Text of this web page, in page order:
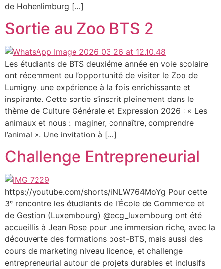
de Hohenlimburg […]
Sortie au Zoo BTS 2
Les étudiants de BTS deuxiéme année en voie scolaire
ont récemment eu l’opportunité de visiter le Zoo de
Lumigny, une expérience à la fois enrichissante et
inspirante. Cette sortie s’inscrit pleinement dans le
thème de Culture Générale et Expression 2026 : « Les
animaux et nous : imaginer, connaître, comprendre
l’animal ». Une invitation à […]
Challenge Entrepreneurial
https://youtube.com/shorts/iNLW764MoYg Pour cette
3ᵉ rencontre les étudiants de l’École de Commerce et
de Gestion (Luxembourg) @ecg_luxembourg ont été
accueillis à Jean Rose pour une immersion riche, avec la
découverte des formations post-BTS, mais aussi des
cours de marketing niveau licence, et challenge
entrepreneurial autour de projets durables et inclusifs